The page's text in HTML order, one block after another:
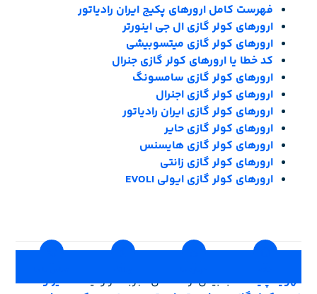
فهرست کامل ارورهای پکیج ایران رادیاتور
ارورهای کولر گازی ال جی اینورتر
ارورهای کولر گازی میتسوبیشی
کد خطا یا ارورهای کولر گازی جنرال
ارورهای کولر گازی سامسونگ
ارورهای کولر گازی اجنرال
ارورهای کولر گازی ایران رادیاتور
ارورهای کولر گازی حایر
ارورهای کولر گازی هایسنس
ارورهای کولر گازی زانتی
ارورهای کولر گازی ایولی EVOLI
تهویه پایتخت، با بیش از 10 سال تجربه در زمینه
تعمیر و